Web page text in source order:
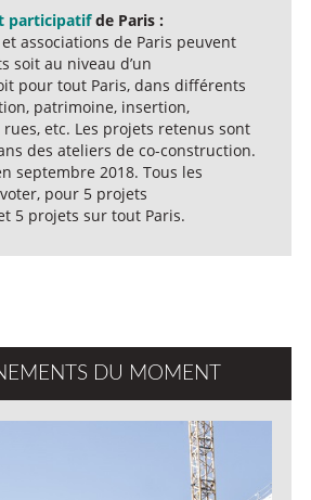
participatifde Paris :
associations de Paris peuvent
soit au niveau d’un
pour tout Paris, dans différents
patrimoine, insertion,
etc. Les projets retenus sont
des ateliers de co-construction.
septembre 2018. Tous les
pour 5 projets
5 projets sur tout Paris.
DU MOMENT